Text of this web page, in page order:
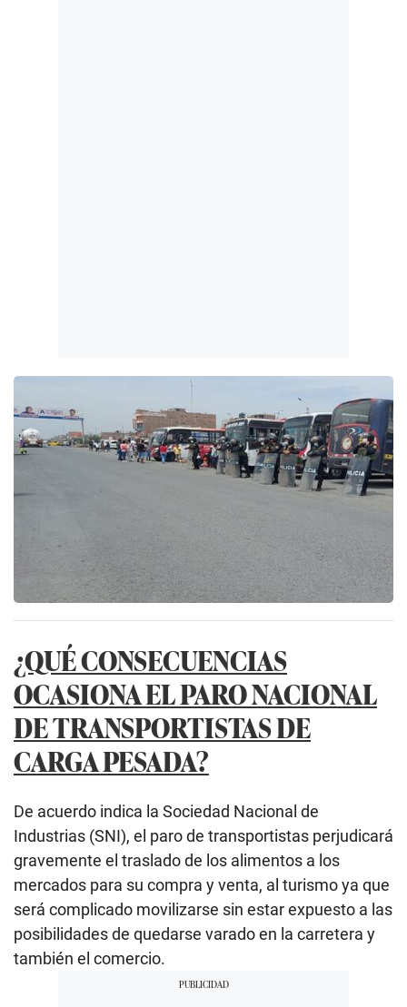
¿QUÉ CONSECUENCIAS
OCASIONA EL PARO NACIONAL
DE TRANSPORTISTAS DE
CARGA PESADA?
De acuerdo indica la Sociedad Nacional de
Industrias (SNI), el paro de transportistas perjudicará
gravemente el traslado de los alimentos a los
mercados para su compra y venta, al turismo ya que
será complicado movilizarse sin estar expuesto a las
posibilidades de quedarse varado en la carretera y
también el comercio.